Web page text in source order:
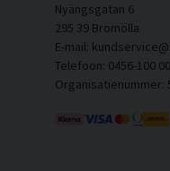
Nyängsgatan 6
295 39 Bromölla
E-mail:
Telefoon: 0456-100 00
Organisatienummer: